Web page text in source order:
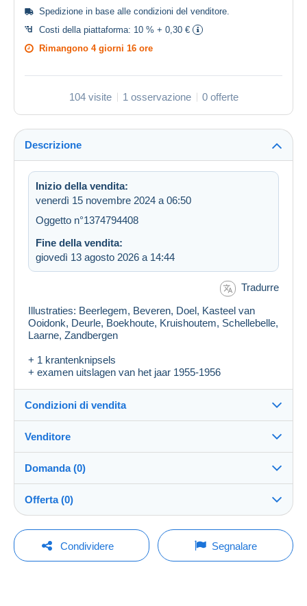
Spedizione in base alle condizioni del venditore.
Costi della piattaforma: 10 % + 0,30 €
Rimangono 4 giorni 16 ore
104 visite 1 osservazione 0 offerte
Descrizione
Inizio della vendita:
venerdì 15 novembre 2024 a 06:50
Oggetto n°1374794408
Fine della vendita:
giovedì 13 agosto 2026 a 14:44
Tradurre
Illustraties: Beerlegem, Beveren, Doel, Kasteel van
Ooidonk, Deurle, Boekhoute, Kruishoutem, Schellebelle,
Laarne, Zandbergen
+ 1 krantenknipsels
+ examen uitslagen van het jaar 1955-1956
Condizioni di vendita
Destinazione:
Vedi l'elenco dei paesi
Invio:
Invio dopo il pagamento
A carico dell'acquirente
Metodi di pagamento:
Venditore
zapor100%(1098x)
Negozio
Domanda (0)
Per inviare una domanda devi aprire una
Offerta (0)
La vendita sarà prolungata di un minuto se l'offerta
viene fatta meno di un minuto prima della scadenza.
Condividere Segnalare